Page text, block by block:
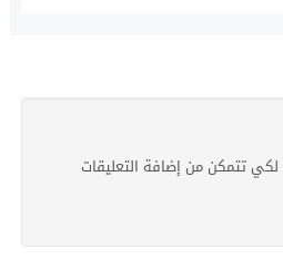
لكي تتمكن من إضافة التعليقات